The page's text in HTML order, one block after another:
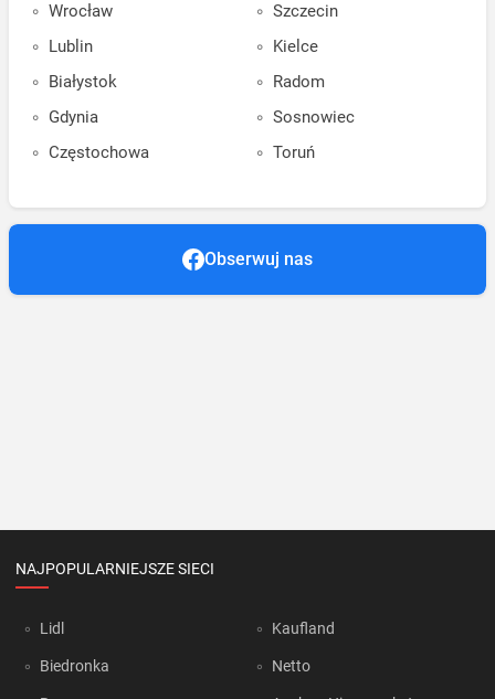
Wrocław
Lublin
Białystok
Gdynia
Częstochowa
Szczecin
Kielce
Radom
Sosnowiec
Toruń
Obserwuj nas
NAJPOPULARNIEJSZE SIECI
Lidl
Biedronka
Kaufland
Netto